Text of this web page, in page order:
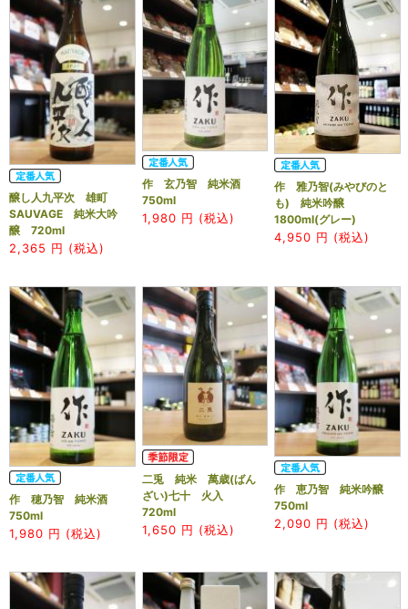
醸し人九平次 雄町
SAUVAGE 純米大吟
醸 720ml
2,365 円 (税込)
作 玄乃智 純米酒
750ml
1,980 円 (税込)
作 雅乃智(みやびのと
も) 純米吟醸
1800ml(グレー)
4,950 円 (税込)
作 穂乃智 純米酒
750ml
1,980 円 (税込)
二兎 純米 萬歳(ばん
ざい)七十 火入
720ml
1,650 円 (税込)
作 恵乃智 純米吟醸
750ml
2,090 円 (税込)